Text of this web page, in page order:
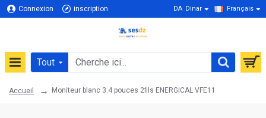
Connexion inscription DA Dinar Français
Tout
Accueil Moniteur blanc 3.4 pouces 2fils ENERGICAL VFE11